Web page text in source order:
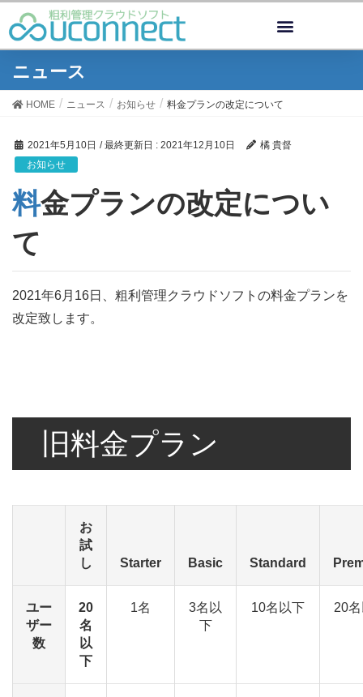
ニュース
HOME ニュース お知らせ 料金プランの改定について
2021年5月10日 / 最終更新日 : 2021年12月10日
橘 貴督
お知らせ
料金プランの改定につい
て
2021年6月16日、粗利管理クラウドソフトの料金プランを
改定致します。
旧料金プラン
お
試
し
Starter Basic Standard
ユー
ザー
数
20
名
以
下
1名
3名以
下
10名以下 20